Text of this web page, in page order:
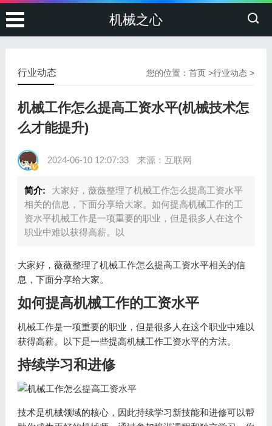
机械之心
您的位置：首页 >行业动态 >
行业动态
机械工作怎么提高工资水平(机械技术怎
么才能提升)
2024-06-10 12:07:33 来源：互联网
简介:
大家好，薇薇整理了机械工作怎么提高工资水平
相关的信息，下面分享给大家。如何提高机械工作的工
资水平机械工作是一项重要的职业，但是很多人在这个
职业中难以获得高薪。以
大家好，薇薇整理了机械工作怎么提高工资水平相关的信
息，下面分享给大家。
如何提高机械工作的工资水平
机械工作是一项重要的职业，但是很多人在这个职业中难以
获得高薪。以下是一些提高机械工作工资水平的方法。
持续学习和进修
技术是机械领域的核心，因此持续学习新技能和进修可以帮